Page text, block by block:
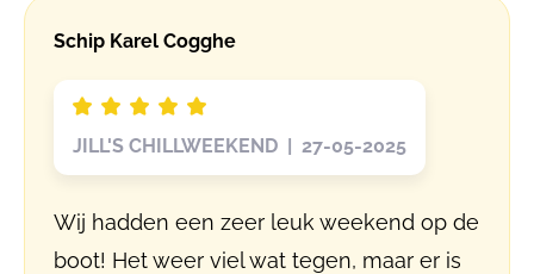
Schip Karel Cogghe
JILL'S CHILLWEEKEND | 27-05-2025
Wij hadden een zeer leuk weekend op de
boot! Het weer viel wat tegen, maar er is